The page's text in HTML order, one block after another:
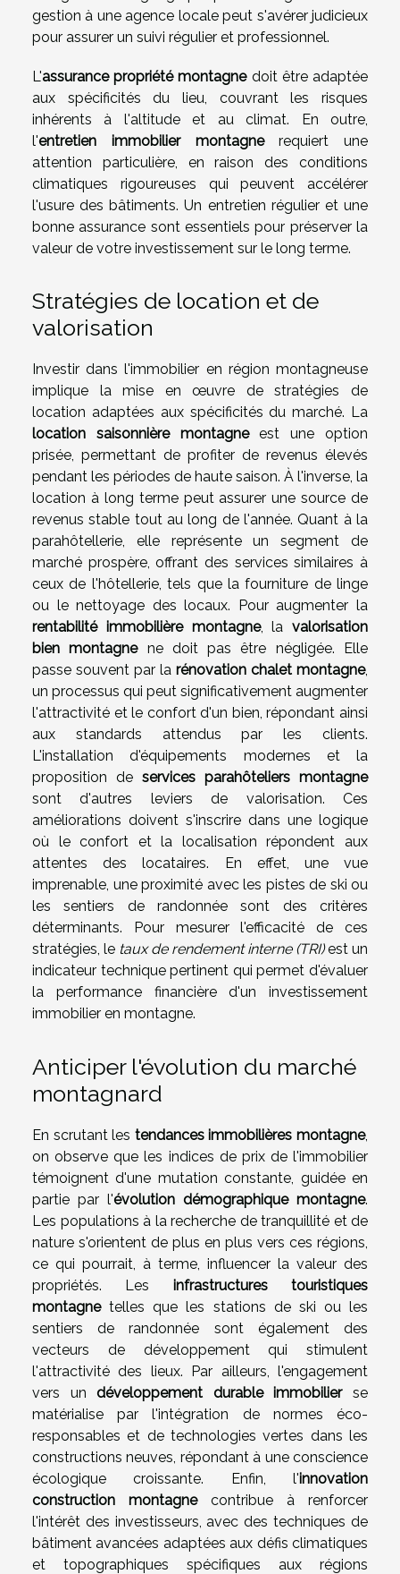
gestion à une agence locale peut s'avérer judicieux
pour assurer un suivi régulier et professionnel.
L'assurance propriété montagnedoit être adaptée
aux spécificités du lieu, couvrant les risques
inhérents à l'altitude et au climat. En outre,
l'entretien immobilier montagnerequiert une
attention particulière, en raison des conditions
climatiques rigoureuses qui peuvent accélérer
l'usure des bâtiments. Un entretien régulier et une
bonne assurance sont essentiels pour préserver la
valeur de votre investissement sur le long terme.
Stratégies de location et de
valorisation
Investir dans l'immobilier en région montagneuse
implique la mise en œuvre de stratégies de
location adaptées aux spécificités du marché. La
location saisonnière montagneest une option
prisée, permettant de profiter de revenus élevés
pendant les périodes de haute saison. À l'inverse, la
location à long terme peut assurer une source de
revenus stable tout au long de l'année. Quant à la
parahôtellerie, elle représente un segment de
marché prospère, offrant des services similaires à
ceux de l'hôtellerie, tels que la fourniture de linge
ou le nettoyage des locaux. Pour augmenter la
rentabilité immobilière montagne, la valorisation
bien montagnene doit pas être négligée. Elle
passe souvent par la rénovation chalet montagne,
un processus qui peut significativement augmenter
l'attractivité et le confort d'un bien, répondant ainsi
aux standards attendus par les clients.
L'installation d'équipements modernes et la
proposition de services parahôteliers montagne
sont d'autres leviers de valorisation. Ces
améliorations doivent s'inscrire dans une logique
où le confort et la localisation répondent aux
attentes des locataires. En effet, une vue
imprenable, une proximité avec les pistes de ski ou
les sentiers de randonnée sont des critères
déterminants. Pour mesurer l'efficacité de ces
stratégies, le taux de rendement interne (TRI)est un
indicateur technique pertinent qui permet d'évaluer
la performance financière d'un investissement
immobilier en montagne.
Anticiper l'évolution du marché
montagnard
En scrutant les tendances immobilières montagne,
on observe que les indices de prix de l'immobilier
témoignent d'une mutation constante, guidée en
partie par l'évolution démographique montagne.
Les populations à la recherche de tranquillité et de
nature s'orientent de plus en plus vers ces régions,
ce qui pourrait, à terme, influencer la valeur des
propriétés. Les infrastructures touristiques
montagnetelles que les stations de ski ou les
sentiers de randonnée sont également des
vecteurs de développement qui stimulent
l'attractivité des lieux. Par ailleurs, l'engagement
vers undéveloppement durable immobilierse
matérialise par l'intégration de normes éco-
responsables et de technologies vertes dans les
constructions neuves, répondant à une conscience
écologique croissante. Enfin, l'innovation
construction montagnecontribue à renforcer
l'intérêt des investisseurs, avec des techniques de
bâtiment avancées adaptées aux défis climatiques
et topographiques spécifiques aux régions